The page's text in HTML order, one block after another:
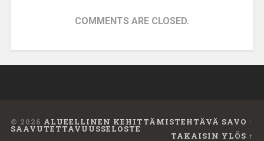
COMMENTS ARE CLOSED.
© 2026 ALUEELLINEN KEHITTÄMISTEHTÄVÄ SAVO ·
SAAVUTETTAVUUSSELOSTE
TAKAISIN YLÖS ↑